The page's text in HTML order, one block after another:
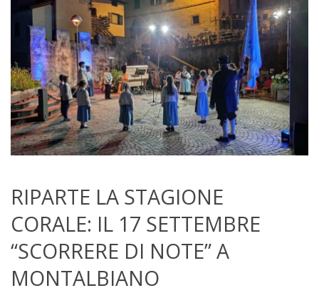
RIPARTE LA STAGIONE
CORALE: IL 17 SETTEMBRE
“SCORRERE DI NOTE” A
MONTALBIANO